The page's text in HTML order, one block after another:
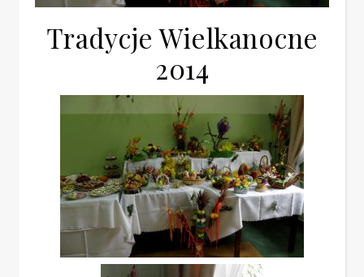
Tradycje Wielkanocne
2014